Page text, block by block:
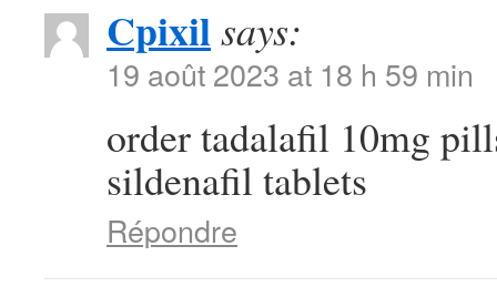
Cpixilsays:
19 août 2023 at 18 h 59 min
order tadalafil 10mg
sildenafil tablets
Répondre